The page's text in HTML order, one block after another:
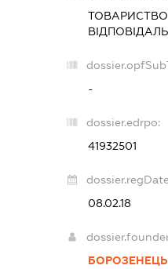
-
dossier.edrpo:
41932501
08.02.18
БОРОЗЕНЕЦЬ